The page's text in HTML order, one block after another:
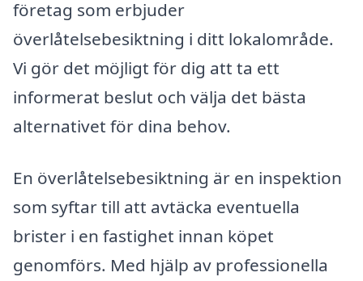
företag som erbjuder
överlåtelsebesiktning i ditt lokalområde.
Vi gör det möjligt för dig att ta ett
informerat beslut och välja det bästa
alternativet för dina behov.
En överlåtelsebesiktning är en inspektion
som syftar till att avtäcka eventuella
brister i en fastighet innan köpet
genomförs. Med hjälp av professionella